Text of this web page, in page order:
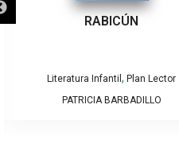
RABICÚN
Literatura Infantil , Plan Lector
PATRICIA BARBADILLO